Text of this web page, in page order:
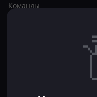
Команды